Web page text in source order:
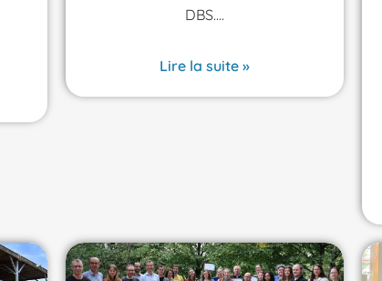
DBS.
Lire la suite »